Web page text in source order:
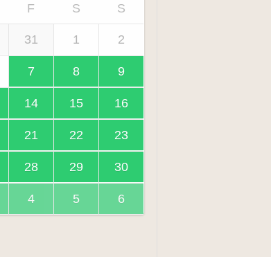
F S S
31 1 2
7 8 9
14 15 16
21 22 23
28 29 30
4 5 6